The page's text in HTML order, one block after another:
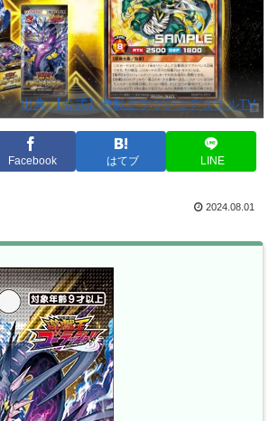
出典:【公式】遊戯王ラッシュデュエルTV
Facebook はてブ LINE
2024.08.01